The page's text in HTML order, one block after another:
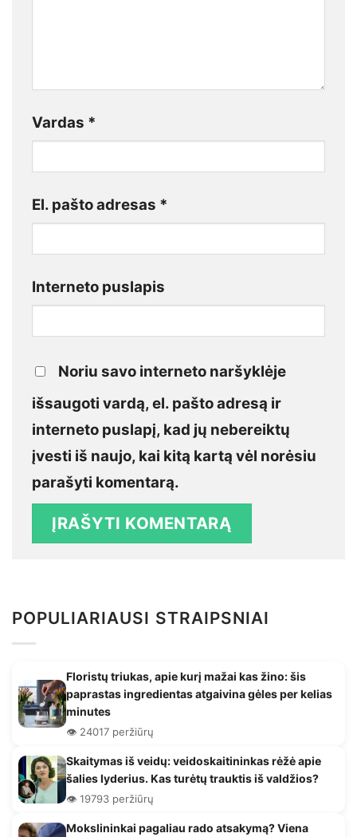
Vardas *
El. pašto adresas *
Interneto puslapis
Noriu savo interneto naršyklėje
išsaugoti vardą, el. pašto adresą ir
interneto puslapį, kad jų nebereiktų
įvesti iš naujo, kai kitą kartą vėl norėsiu
parašyti komentarą.
POPULIARIAUSI STRAIPSNIAI
Floristų triukas, apie kurį mažai kas žino: šis
paprastas ingredientas atgaivina gėles per kelias
minutes
👁️ 24017 peržiūrų
Skaitymas iš veidų: veidoskaitininkas rėžė apie
šalies lyderius. Kas turėtų trauktis iš valdžios?
👁️ 19793 peržiūrų
Mokslininkai pagaliau rado atsakymą? Viena